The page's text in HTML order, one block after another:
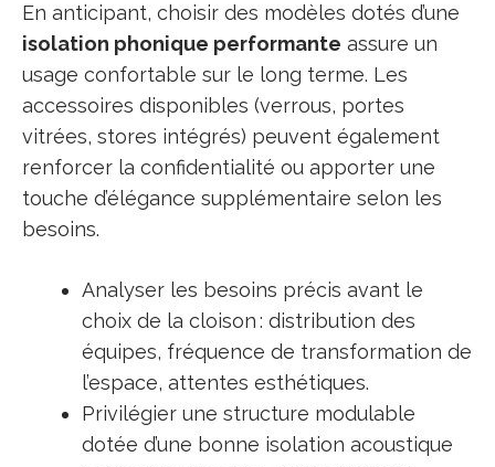
En anticipant, choisir des modèles dotés d’une
isolation phonique performante assure un
usage confortable sur le long terme. Les
accessoires disponibles (verrous, portes
vitrées, stores intégrés) peuvent également
renforcer la confidentialité ou apporter une
touche d’élégance supplémentaire selon les
besoins.
Analyser les besoins précis avant le
choix de la cloison : distribution des
équipes, fréquence de transformation de
l’espace, attentes esthétiques.
Privilégier une structure modulable
dotée d’une bonne isolation acoustique